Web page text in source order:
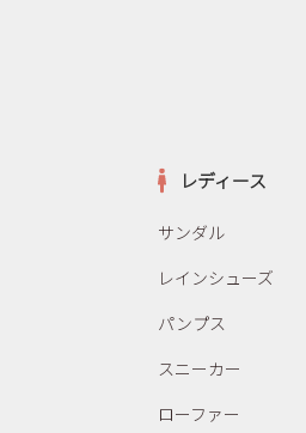
レディース
サンダル
レインシューズ
パンプス
スニーカー
ローファー